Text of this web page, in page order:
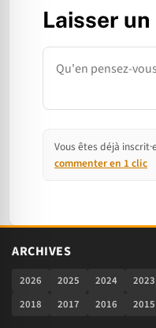
Laisser
Commentaire
Vous êtes déjà
commenter en 1 clic
ARCHIVES
2026 2025 2024 2023
2018
2017 2016 2015